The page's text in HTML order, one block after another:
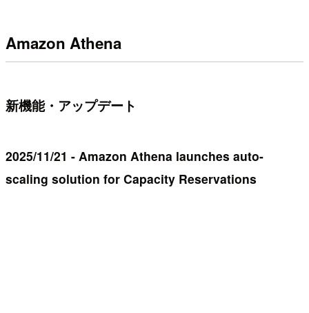
Amazon Athena
新機能・アップデート
2025/11/21 - Amazon Athena launches auto-
scaling solution for Capacity Reservations